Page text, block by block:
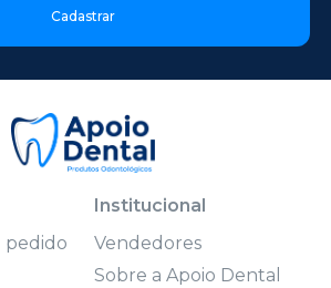
Cadastrar
pedido
Institucional
Vendedores
Sobre a Apoio Dental